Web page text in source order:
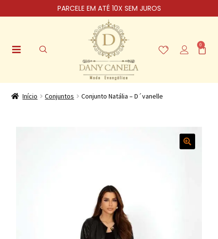
PARCELE EM ATÉ 10X SEM JUROS
0
Início Conjuntos Conjunto Natália – D´vanelle